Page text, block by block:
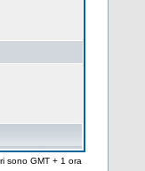
sono GMT + 1 ora